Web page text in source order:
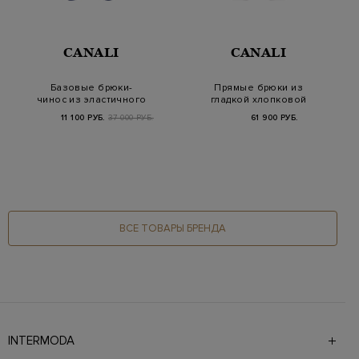
CANALI
Базовые брюки-
чинос из эластичного
11 100 РУБ. 37 000 РУБ.
CANALI
Прямые брюки из
гладкой хлопковой
61 900 РУБ.
ВСЕ ТОВАРЫ БРЕНДА
INTERMODA